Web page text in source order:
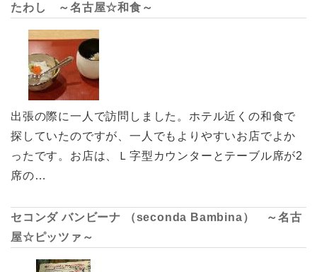
たわし ～名古屋☆和食～
出張の際に一人で訪問しました。ホテル近くの和食で
探していたのですが、一人でもよりやすいお店でよか
ったです。お店は、Ｌ字型カウンターとテーブル席が2
席の…
セコンダ バンビーナ （seconda Bambina） ～名古
屋☆ピッツァ～